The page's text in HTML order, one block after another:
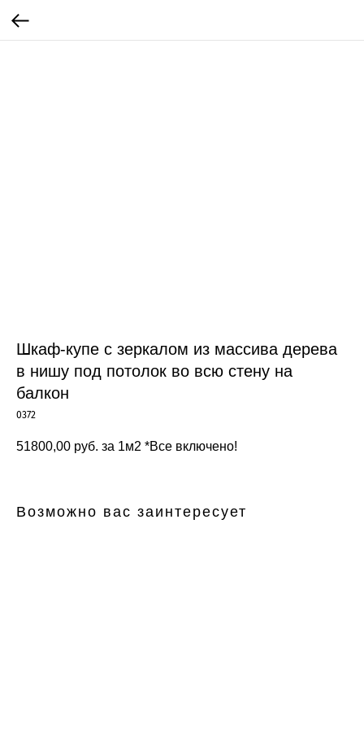
Шкаф-купе с зеркалом из массива дерева
в нишу под потолок во всю стену на
балкон
0372
51800,00 руб. за 1м2 *Все включено!
Возможно вас заинтересует